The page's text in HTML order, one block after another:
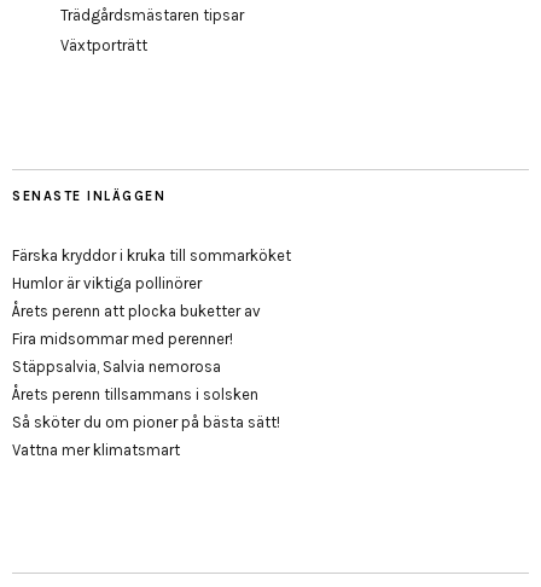
Trädgårdsmästaren tipsar
Växtporträtt
SENASTE INLÄGGEN
Färska kryddor i kruka till sommarköket
Humlor är viktiga pollinörer
Årets perenn att plocka buketter av
Fira midsommar med perenner!
Stäppsalvia, Salvia nemorosa
Årets perenn tillsammans i solsken
Så sköter du om pioner på bästa sätt!
Vattna mer klimatsmart